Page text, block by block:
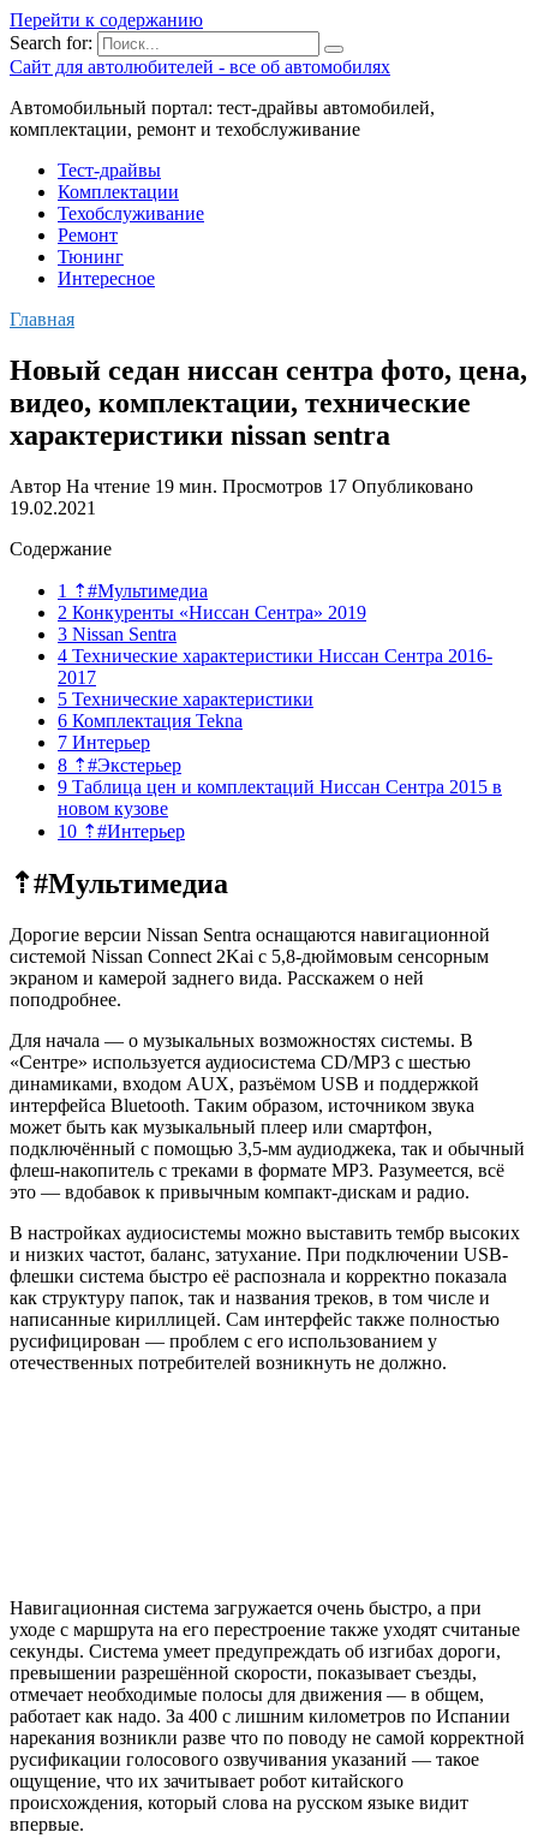
Перейти к содержанию
Search for:
Сайт для автолюбителей - все об автомобилях
Автомобильный портал: тест-драйвы автомобилей,
комплектации, ремонт и техобслуживание
Тест-драйвы
Комплектации
Техобслуживание
Ремонт
Тюнинг
Интересное
Главная
Новый седан ниссан сентра фото, цена,
видео, комплектации, технические
характеристики nissan sentra
Автор На чтение 19 мин. Просмотров 17 Опубликовано
19.02.2021
Содержание
1 ⇡#Мультимедиа
2 Конкуренты «Ниссан Сентра» 2019
3 Nissan Sentra
4 Технические характеристики Ниссан Сентра 2016-
2017
5 Технические характеристики
6 Комплектация Tekna
7 Интерьер
8 ⇡#Экстерьер
9 Таблица цен и комплектаций Ниссан Сентра 2015 в
новом кузове
10 ⇡#Интерьер
⇡#Мультимедиа
Дорогие версии Nissan Sentra оснащаются навигационной
системой Nissan Connect 2Kai с 5,8-дюймовым сенсорным
экраном и камерой заднего вида. Расскажем о ней
поподробнее.
Для начала — о музыкальных возможностях системы. В
«Сентре» используется аудиосистема CD/MP3 с шестью
динамиками, входом AUX, разъёмом USB и поддержкой
интерфейса Bluetooth. Таким образом, источником звука
может быть как музыкальный плеер или смартфон,
подключённый с помощью 3,5-мм аудиоджека, так и обычный
флеш-накопитель с треками в формате MP3. Разумеется, всё
это — вдобавок к привычным компакт-дискам и радио.
В настройках аудиосистемы можно выставить тембр высоких
и низких частот, баланс, затухание. При подключении USB-
флешки система быстро её распознала и корректно показала
как структуру папок, так и названия треков, в том числе и
написанные кириллицей. Сам интерфейс также полностью
русифицирован — проблем с его использованием у
отечественных потребителей возникнуть не должно.
Навигационная система загружается очень быстро, а при
уходе с маршрута на его перестроение также уходят считаные
секунды. Система умеет предупреждать об изгибах дороги,
превышении разрешённой скорости, показывает съезды,
отмечает необходимые полосы для движения — в общем,
работает как надо. За 400 с лишним километров по Испании
нарекания возникли разве что по поводу не самой корректной
русификации голосового озвучивания указаний — такое
ощущение, что их зачитывает робот китайского
происхождения, который слова на русском языке видит
впервые.